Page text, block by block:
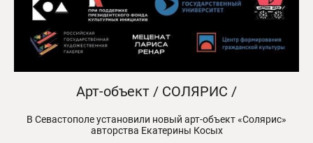
Арт-объект / СОЛЯРИС /
В Севастополе установили новый арт-объект «Солярис»
авторства Екатерины Косых